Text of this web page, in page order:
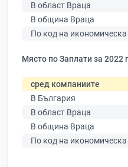
В област Враца
В община Враца
По код на
Място по Заплати за 2022
сред компаниите
В България
В област Враца
В община Враца
По код на